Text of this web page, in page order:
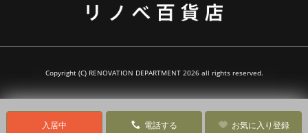
入居中 電話する お気に入り登録
Copyright (C) RENOVATION DEPARTMENT 2026 all rights reserved.